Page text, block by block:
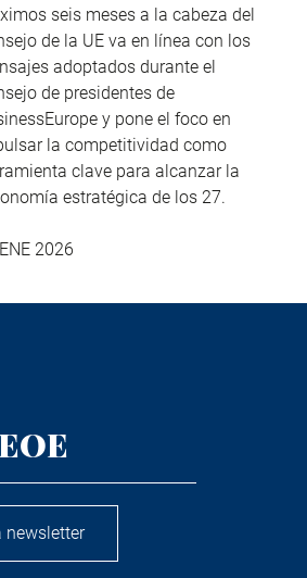
seis meses a la cabeza del
de la UE va en línea con los
adoptados durante el
de presidentes de
y pone el foco en
la competitividad como
clave para alcanzar la
estratégica de los 27.
2026
newsletter